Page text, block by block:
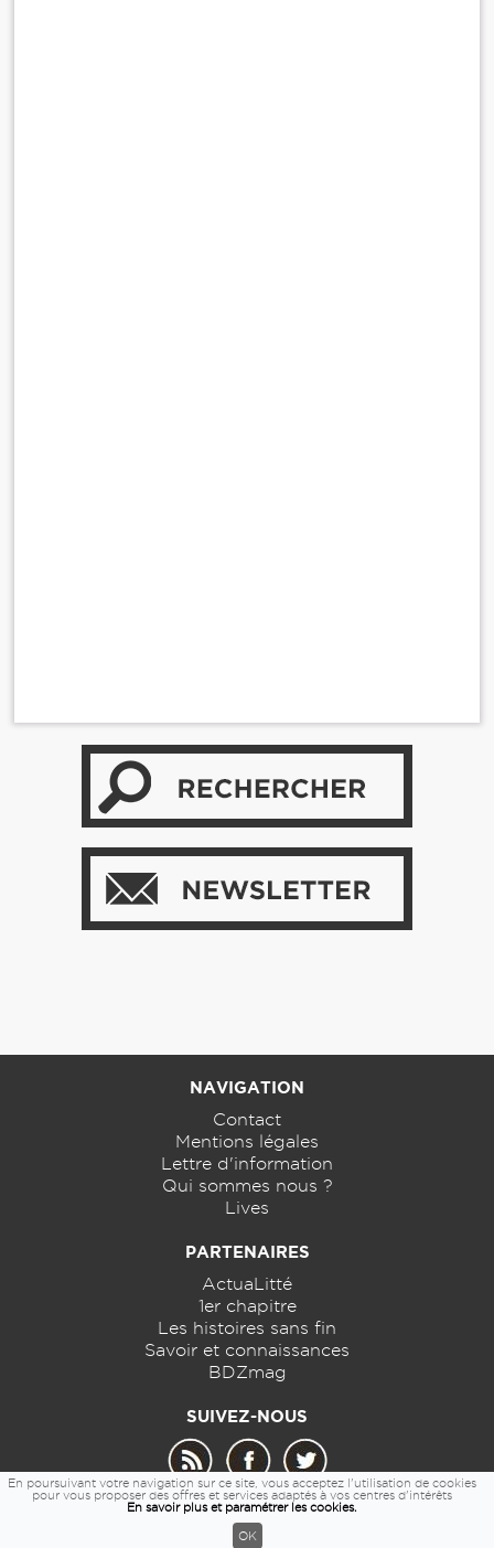
NAVIGATION
Contact
Mentions légales
Lettre d'information
Qui sommes nous ?
Lives
PARTENAIRES
ActuaLitté
1er chapitre
Les histoires sans fin
Savoir et connaissances
BDZmag
SUIVEZ-NOUS
© 2026 - 7detable.com
En poursuivant votre navigation sur ce site, vous acceptez l'utilisation de cookies
pour vous proposer des offres et services adaptés à vos centres d'intérêts
En savoir plus et paramétrer les cookies.
OK